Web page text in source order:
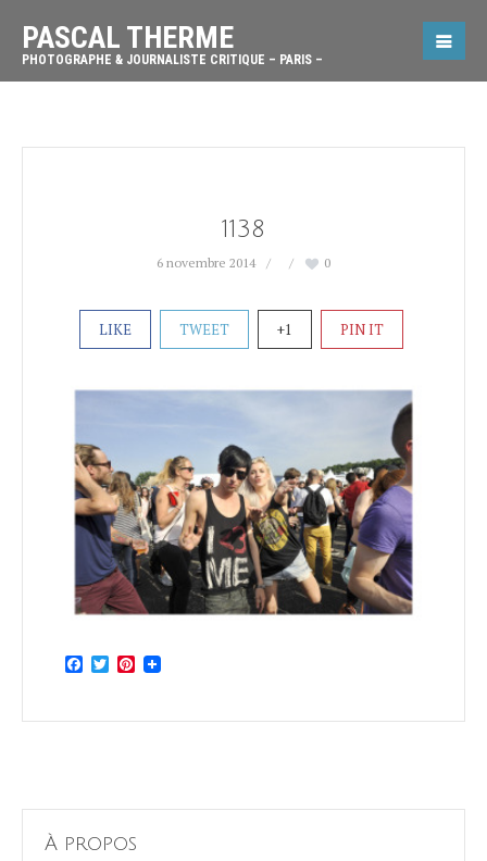
PASCAL THERME
PHOTOGRAPHE & JOURNALISTE CRITIQUE – PARIS –
1138
6 novembre 2014 0
LIKE TWEET +1 PIN IT
Facebook
TwitterPinterest
À propos